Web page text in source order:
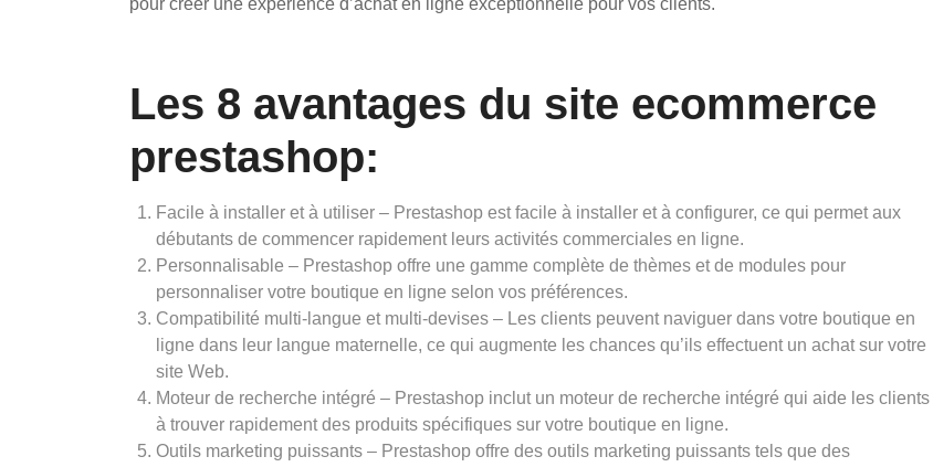
pour créer une expérience d’achat en ligne exceptionnelle pour vos clients.
Les 8 avantages du site ecommerce
prestashop:
Facile à installer et à utiliser – Prestashop est facile à installer et à configurer, ce qui permet aux
débutants de commencer rapidement leurs activités commerciales en ligne.
Personnalisable – Prestashop offre une gamme complète de thèmes et de modules pour
personnaliser votre boutique en ligne selon vos préférences.
Compatibilité multi-langue et multi-devises – Les clients peuvent naviguer dans votre boutique en
ligne dans leur langue maternelle, ce qui augmente les chances qu’ils effectuent un achat sur votre
site Web.
Moteur de recherche intégré – Prestashop inclut un moteur de recherche intégré qui aide les clients
à trouver rapidement des produits spécifiques sur votre boutique en ligne.
Outils marketing puissants – Prestashop offre des outils marketing puissants tels que des